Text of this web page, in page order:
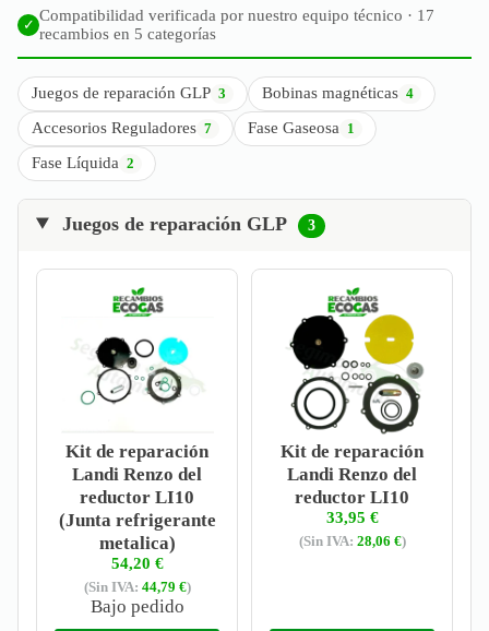
✓
Compatibilidad verificada por nuestro equipo técnico · 17
recambios en 5 categorías
Juegos de reparación GLP 3 Bobinas magnéticas 4
Accesorios Reguladores 7 Fase Gaseosa 1
Fase Líquida 2
Juegos de reparación GLP 3
Kit de reparación
Landi Renzo del
reductor LI10
(Junta refrigerante
metalica)
54,20 €
(Sin IVA: 44,79 €)
Bajo pedido
Kit de reparación
Landi Renzo del
reductor LI10
33,95 €
(Sin IVA: 28,06 €)